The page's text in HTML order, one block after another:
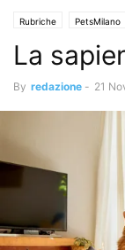
Rubriche PetsMilano
La
By redazione - 21